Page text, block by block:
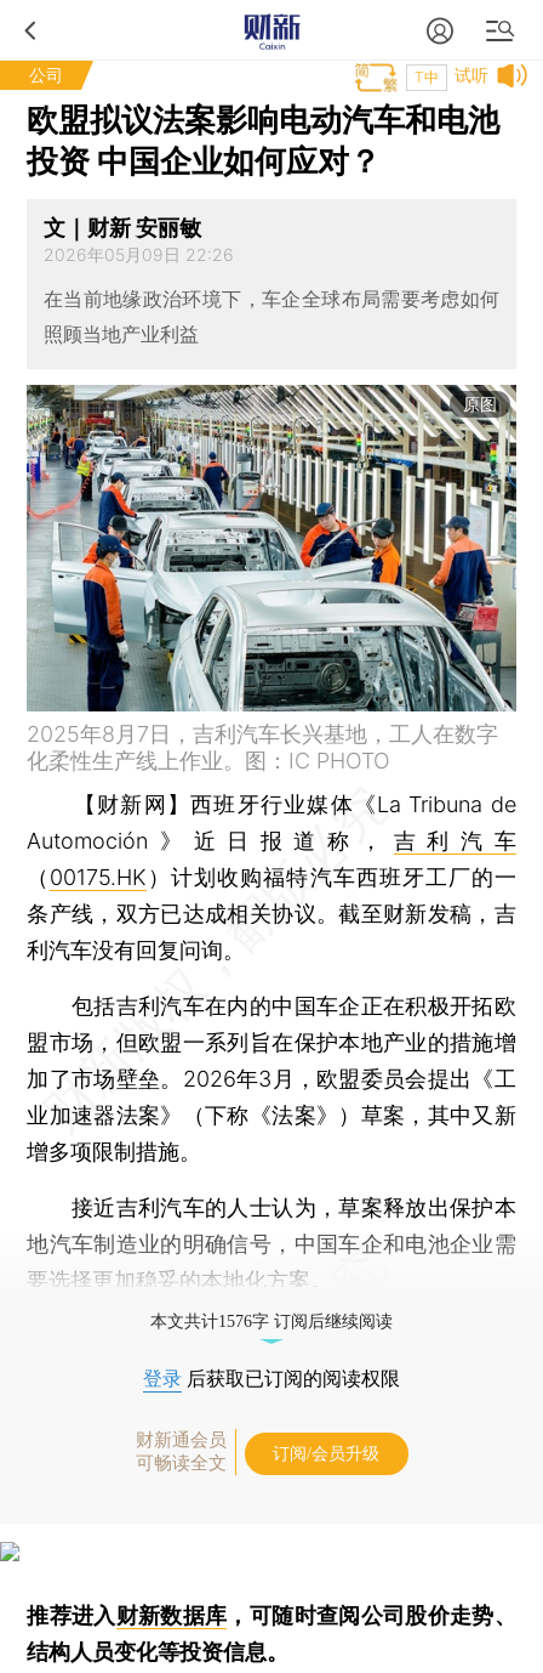
公司 试听
T中
欧盟拟议法案影响电动汽车和电池
投资 中国企业如何应对？
文｜财新 安丽敏
2026年05月09日 22:26
在当前地缘政治环境下，车企全球布局需要考虑如何
照顾当地产业利益
原图
2025年8月7日，吉利汽车长兴基地，工人在数字
化柔性生产线上作业。图：IC PHOTO
【财新网】西班牙行业媒体《La Tribuna de
Automoción》近日报道称， 吉利汽车
（ 00175.HK ）计划收购福特汽车西班牙工厂的一
条产线，双方已达成相关协议。截至财新发稿，吉
利汽车没有回复问询。
包括吉利汽车在内的中国车企正在积极开拓欧
盟市场，但欧盟一系列旨在保护本地产业的措施增
加了市场壁垒。2026年3月，欧盟委员会提出《工
业加速器法案》（下称《法案》）草案，其中又新
增多项限制措施。
接近吉利汽车的人士认为，草案释放出保护本
地汽车制造业的明确信号，中国车企和电池企业需
要选择更加稳妥的本地化方案。
本文共计1576字 订阅后继续阅读
登录 后获取已订阅的阅读权限
财新通会员
可畅读全文
订阅/会员升级
推荐进入财新数据库 ，可随时查阅公司股价走势、
结构人员变化等投资信息。